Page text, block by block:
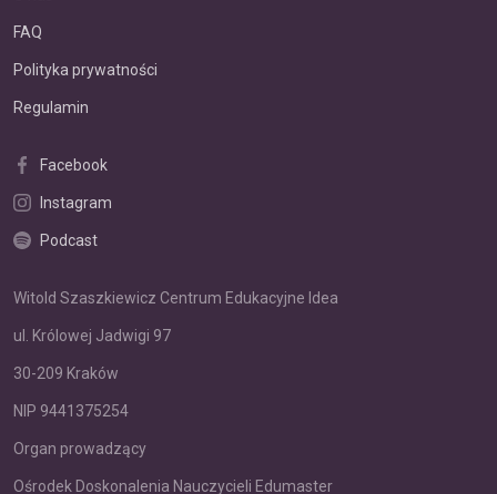
FAQ
Polityka prywatności
Regulamin
Facebook
Instagram
Podcast
Witold Szaszkiewicz Centrum Edukacyjne Idea
ul. Królowej Jadwigi 97
30-209 Kraków
NIP 9441375254
Organ prowadzący
Ośrodek Doskonalenia Nauczycieli Edumaster